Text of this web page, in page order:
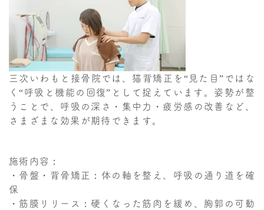
三次いわもと接骨院では、猫背矯正を“見た目”ではな
く“呼吸と機能の回復”として捉えています。姿勢が整
うことで、呼吸の深さ・集中力・疲労感の改善など、
さまざまな効果が期待できます。
施術内容：
・骨盤・背骨矯正：体の軸を整え、呼吸の通り道を確
保
・筋膜リリース：硬くなった筋肉を緩め、胸郭の可動